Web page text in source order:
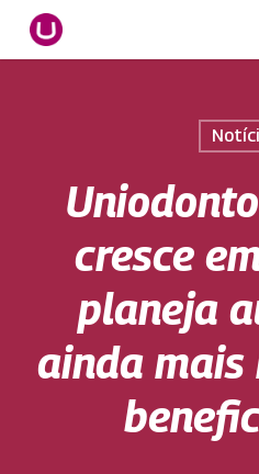
Pular
para
cresce
planeja
ainda mais